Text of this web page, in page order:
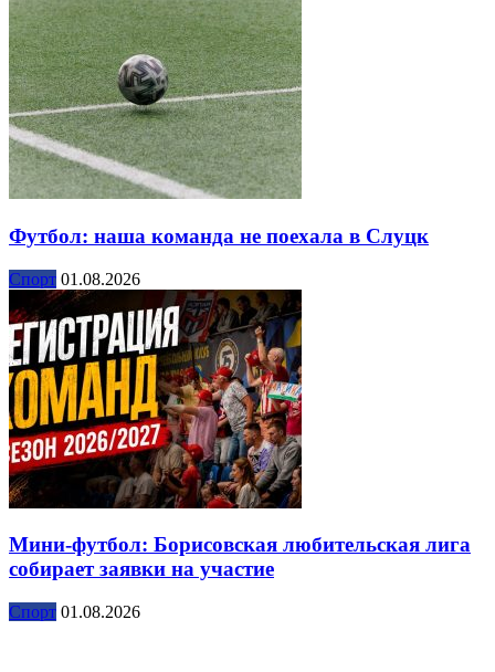
Футбол: наша команда не поехала в Слуцк
Спорт 01.08.2026
Мини-футбол: Борисовская любительская лига
собирает заявки на участие
Спорт 01.08.2026